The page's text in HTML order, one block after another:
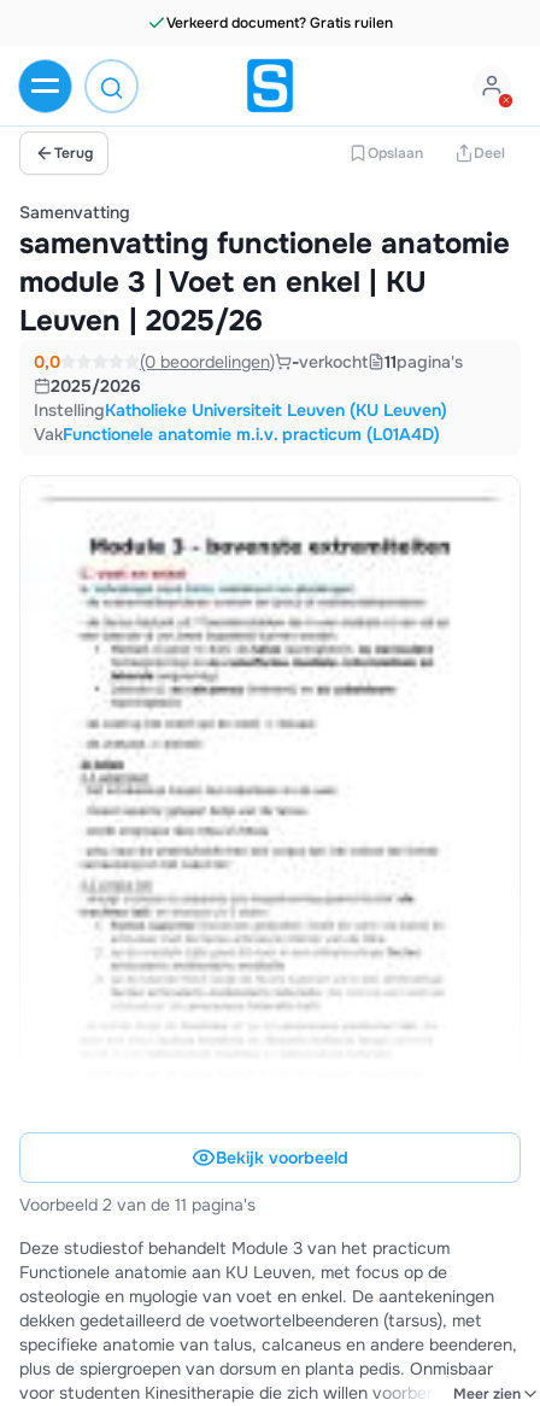
Verkeerd document? Gratis ruilen
Terug Opslaan Deel
Samenvatting
samenvatting functionele anatomie
module 3 | Voet en enkel | KU
Leuven | 2025/26
0,0 (0 beoordelingen) -verkocht 11pagina's
2025/2026
InstellingKatholieke Universiteit Leuven (KU Leuven)
VakFunctionele anatomie m.i.v. practicum (L01A4D)
Bekijk voorbeeld
Voorbeeld 2 van de 11 pagina's
Deze studiestof behandelt Module 3 van het practicum
Functionele anatomie aan KU Leuven, met focus op de
osteologie en myologie van voet en enkel. De aantekeningen
dekken gedetailleerd de voetwortelbeenderen (tarsus), met
specifieke anatomie van talus, calcaneus en andere beenderen,
plus de spiergroepen van dorsum en planta pedis. Onmisbaar
voor studenten Kinesitherapie die zich willen voorbereiden op
Meer zien